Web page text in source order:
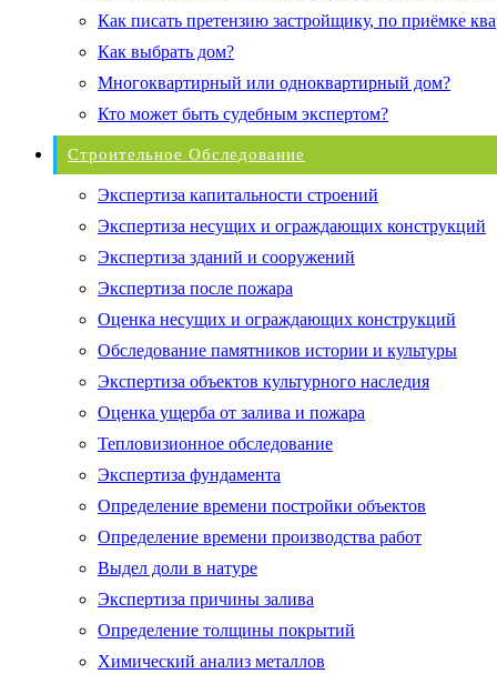
Как писать претензию застройщику, по приёмке
Как выбрать дом?
Многоквартирный или одноквартирный дом?
Кто может быть судебным экспертом?
Строительное Обследование
Экспертиза капитальности строений
Экспертиза несущих и ограждающих конструкций
Экспертиза зданий и сооружений
Экспертиза после пожара
Оценка несущих и ограждающих конструкций
Обследование памятников истории и культуры
Экспертиза объектов культурного наследия
Оценка ущерба от залива и пожара
Тепловизионное обследование
Экспертиза фундамента
Определение времени постройки объектов
Определение времени производства работ
Выдел доли в натуре
Экспертиза причины залива
Определение толщины покрытий
Химический анализ металлов